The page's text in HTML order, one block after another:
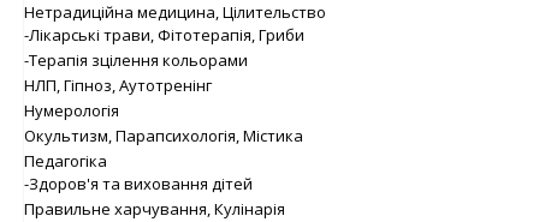
Нетрадиційна медицина, Цілительство
-Лікарські трави, Фітотерапія, Гриби
-Терапія зцілення кольорами
НЛП, Гіпноз, Аутотренінг
Нумерологія
Окультизм, Парапсихологія, Містика
Педагогіка
-Здоров'я та виховання дітей
Правильне харчування, Кулінарія